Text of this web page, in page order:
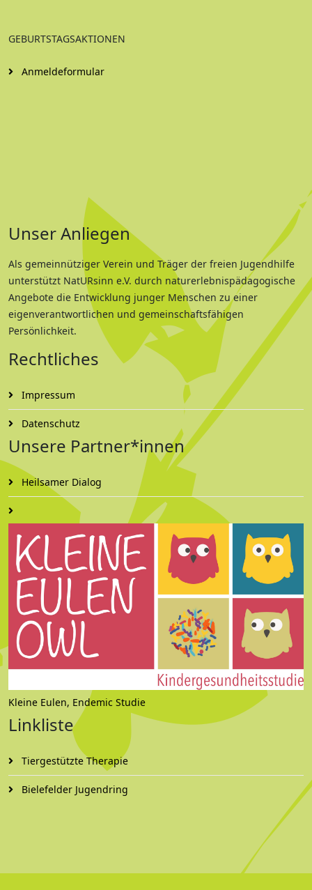
GEBURTSTAGSAKTIONEN
Anmeldeformular
Unser Anliegen
Als gemeinnütziger Verein und Träger der freien Jugendhilfe
unterstützt NatURsinn e.V. durch naturerlebnispädagogische
Angebote die Entwicklung junger Menschen zu einer
eigenverantwortlichen und gemeinschaftsfähigen
Persönlichkeit.
Rechtliches
Impressum
Datenschutz
Unsere Partner*innen
Heilsamer Dialog
Kleine Eulen, Endemic Studie
Linkliste
Tiergestützte Therapie
Bielefelder Jugendring